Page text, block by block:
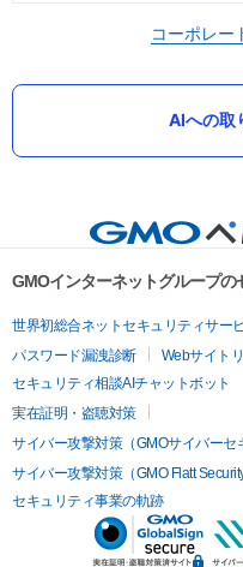
コーポレー
AIへの取
GMOインターネットグループ
世界初総合ネットセキュリティサー
パスワード漏洩診断
Webサイト
セキュリティ相談AIチャットボット
実在証明・盗聴対策
サイバー攻撃対策（GMOサイバーセ
サイバー攻撃対策（GMO Flatt Security
セキュリティ事業の軌跡